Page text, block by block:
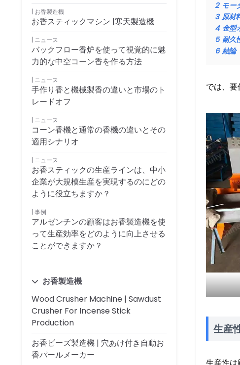
お香製造機
お香スティックマシン |寒天製造機
ニュース
バックフロー香炉を使って視覚的に魅
力的な中空コーン香を作る方法
ニュース
手作り香と機械製香の違いと市場のト
レードオフ
ニュース
コーン香機と通常の香機の違いとその
適用シナリオ
ニュース
お香スティックの生産ラインは、中小
企業が大規模生産を実現するのにどの
ように役立ちますか？
事例
アルゼンチンの顧客はお香製造機を使
って生産効率をどのように向上させる
ことができますか？
お香製造機
Wood Crusher Machine | Sawdust
Crusher For Incense Stick
Production
お香ビーズ製造機 | 穴あけ付き自動お
香パールメーカー
2 モー
3 原材
4 金型
5 耐久
6 結論
では、
生産